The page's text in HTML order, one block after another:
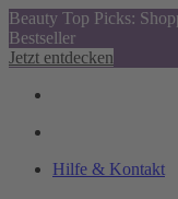
Beauty Top Picks:
Bestseller
Jetzt entdecken
Hilfe & Kontakt